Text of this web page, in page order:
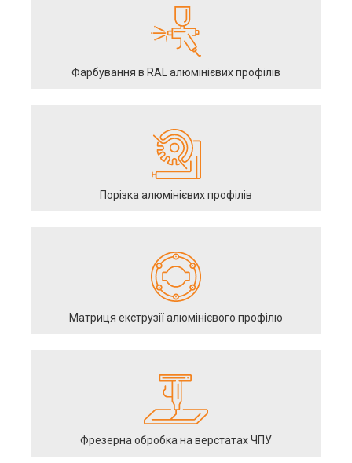
Фарбування в RAL алюмінієвих профілів
Порізка алюмінієвих профілів
Матриця екструзії алюмінієвого профілю
Фрезерна обробка на верстатах ЧПУ